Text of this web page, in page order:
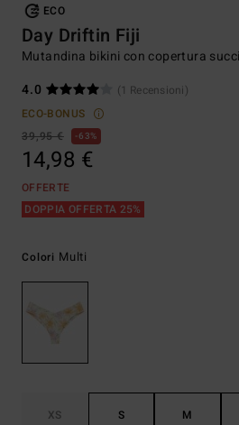
ECO
Day Driftin Fiji
Mutandina bikini con copertura
4.0
(1 Recensioni)
ECO-BONUS
39,95 €
63%
14,98 €
OFFERTE
DOPPIA OFFERTA 25%
Colori Multi
XS S M